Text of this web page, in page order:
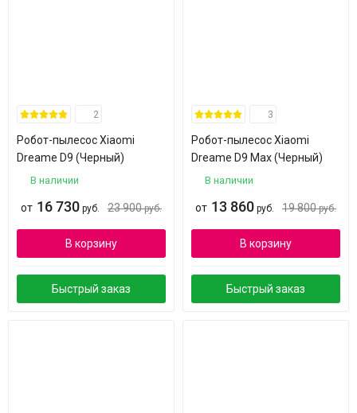
2
Робот-пылесос Xiaomi
Dreame D9 (Черный)
В наличии
от 16 730 руб. 23 900 руб.
В корзину
Быстрый заказ
3
Робот-пылесос Xiaomi
Dreame D9 Max (Черный)
В наличии
от 13 860 руб. 19 800 руб.
В корзину
Быстрый заказ